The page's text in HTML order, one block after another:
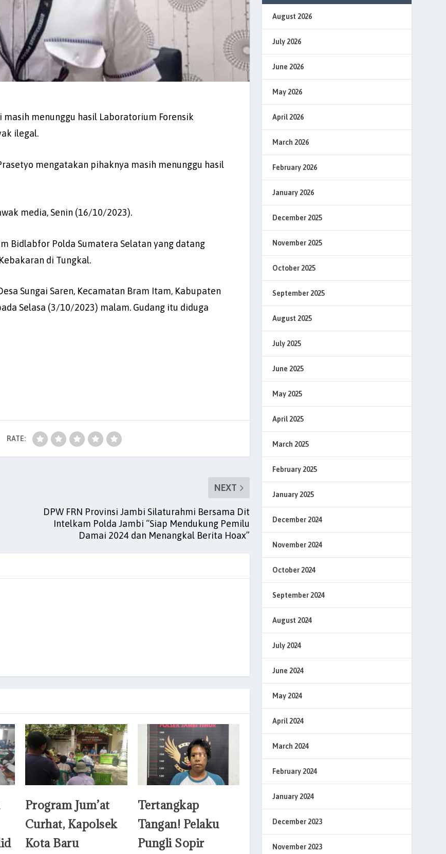
menunggu hasil Laboratorium Forensik
ilegal.
mengatakan pihaknya masih menunggu hasil
media, Senin (16/10/2023).
Bidlabfor Polda Sumatera Selatan yang datang
di Tungkal.
Sungai Saren, Kecamatan Bram Itam, Kabupaten
Selasa (3/10/2023) malam. Gudang itu diduga
RATE:
NEXT
DPW FRN Provinsi Jambi Silaturahmi Bersama Dit
Intelkam Polda Jambi “Siap Mendukung Pemilu
Damai 2024 dan Menangkal Berita Hoax”
Program Jum’at
Curhat, Kapolsek
Kota Baru
Tertangkap
Tangan! Pelaku
Pungli Sopir
August 2026
July 2026
June 2026
May 2026
April 2026
March 2026
February 2026
January 2026
December 2025
November 2025
October 2025
September 2025
August 2025
July 2025
June 2025
May 2025
April 2025
March 2025
February 2025
January 2025
December 2024
November 2024
October 2024
September 2024
August 2024
July 2024
June 2024
May 2024
April 2024
March 2024
February 2024
January 2024
December 2023
November 2023